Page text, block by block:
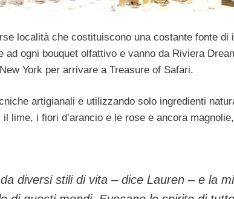
località che costituiscono una costante fonte
ogni bouquet olfattivo e vanno da Riviera
York per arrivare a Treasure of Safari.
artigianali e utilizzando solo ingredienti
lime, i fiori d’arancio e le rose e ancora
diversi stili di vita – dice Lauren – e la